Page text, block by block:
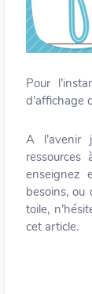
Pour
d’affichage
A l’avenir
enseignez
besoins, ou
toile,
cet article.